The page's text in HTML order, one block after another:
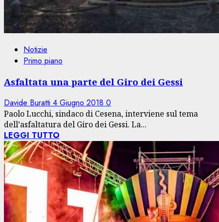
Notizie
Primo piano
Asfaltata una parte del Giro dei Gessi
Davide Buratti 4 Giugno 2018 0
Paolo Lucchi, sindaco di Cesena, interviene sul tema
dell’asfaltatura del Giro dei Gessi. La...
LEGGI TUTTO